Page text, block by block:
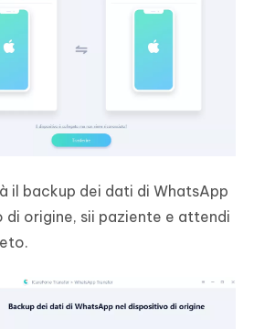
il backup dei dati di WhatsApp
di origine, sii paziente e attendi